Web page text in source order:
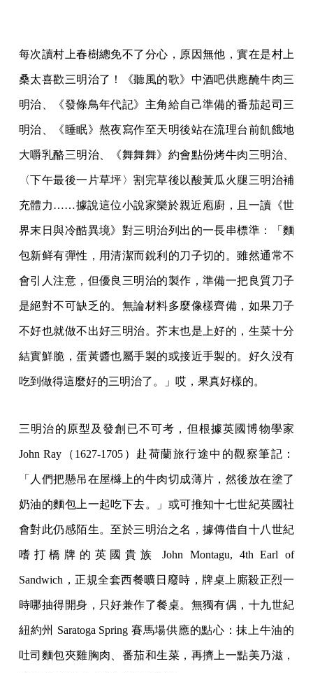
每次讀村上春樹總免不了分心，原因無他，實在是村上
桑太喜歡三明治了！《聽風的歌》中酒吧供應醃牛肉三
明治、《發條鳥年代記》主角給自己準備的番茄起司三
明治、《睡眠》熬夜寫作至天明後站在流理台前飢餓地
大嚼乳酪三明治、《舞舞舞》約會點份烤牛肉三明治、
〈下午最後一片草坪〉割完草後以酸黃瓜火腿三明治補
充體力……據說這位小說家樂於親近庖廚，且一讀《世
界末日與冷酷異境》對三明治列出的一長串標準：「麵
包新鲜有彈性，用清潔而銳利的刀子切的。雖然通常不
會引人注意，但優良三明治的製作，準備一把良質刀子
是絕對不可缺乏的。無論材料多麼像樣齊備，如果刀子
不好也就做不出好三明治。芥末也是上好的，生菜十分
結實鮮脆，蛋黃醬也屬手製的或接近手製的。好久没有
吃到做得這麼好的三明治了。」哎，果真好樣的。
三明治的原型及發創已不可考，但根據英國博物學家
John Ray（1627-1705）赴荷蘭旅行途中的觀察筆記：
「人們把懸吊在屋櫞上的牛肉切成薄片，然後放在塗了
奶油的麵包上一起吃下去。」或可推知十七世紀英國社
會對此仍感陌生。至於三明治之名，據傳借自十八世紀
嗜打橋牌的英國貴族 John Montagu, 4th Earl of
Sandwich，正規全套西餐曠日廢時，牌桌上廝殺正烈一
時哪抽得開身，只好兼作了餐桌。無獨有偶，十九世紀
紐約州 Saratoga Spring 賽馬場供應的點心：抹上牛油的
吐司麵包夾雞胸肉、番茄和生菜，再擠上一點美乃滋，